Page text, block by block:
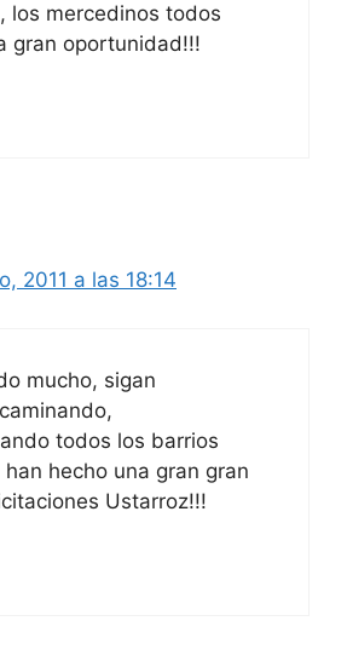
los mercedinos todos
gran oportunidad!!!
2011 a las 18:14
mucho, sigan
todos los barrios
hecho una gran gran
Ustarroz!!!